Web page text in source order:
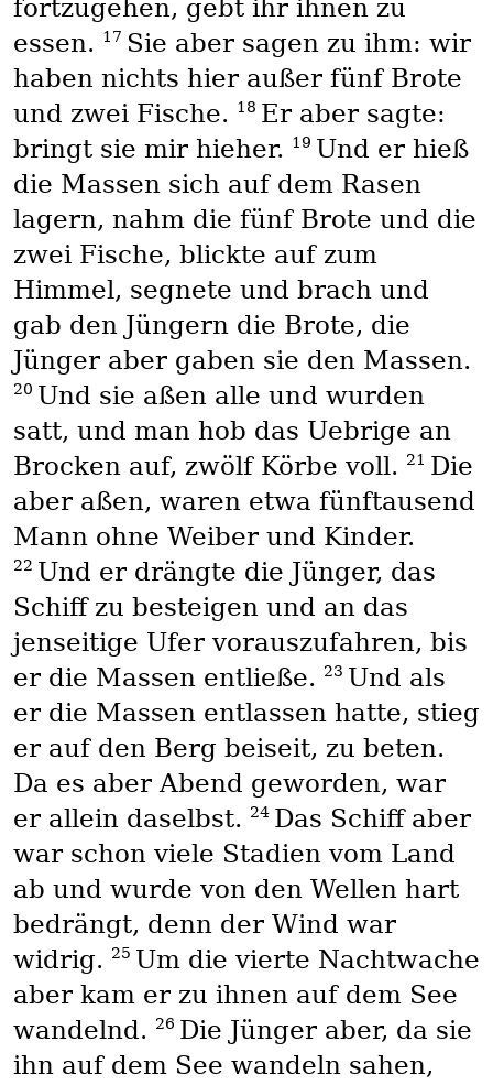
fortzugehen, gebt ihr ihnen zu
essen. 17 Sie aber sagen zu ihm: wir
haben nichts hier außer fünf Brote
und zwei Fische. 18 Er aber sagte:
bringt sie mir hieher. 19 Und er hieß
die Massen sich auf dem Rasen
lagern, nahm die fünf Brote und die
zwei Fische, blickte auf zum
Himmel, segnete und brach und
gab den Jüngern die Brote, die
Jünger aber gaben sie den Massen.
20 Und sie aßen alle und wurden
satt, und man hob das Uebrige an
Brocken auf, zwölf Körbe voll. 21 Die
aber aßen, waren etwa fünftausend
Mann ohne Weiber und Kinder.
22 Und er drängte die Jünger, das
Schiff zu besteigen und an das
jenseitige Ufer vorauszufahren, bis
er die Massen entließe. 23 Und als
er die Massen entlassen hatte, stieg
er auf den Berg beiseit, zu beten.
Da es aber Abend geworden, war
er allein daselbst. 24 Das Schiff aber
war schon viele Stadien vom Land
ab und wurde von den Wellen hart
bedrängt, denn der Wind war
widrig. 25 Um die vierte Nachtwache
aber kam er zu ihnen auf dem See
wandelnd. 26 Die Jünger aber, da sie
ihn auf dem See wandeln sahen,